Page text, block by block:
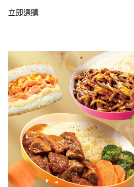
立即選購